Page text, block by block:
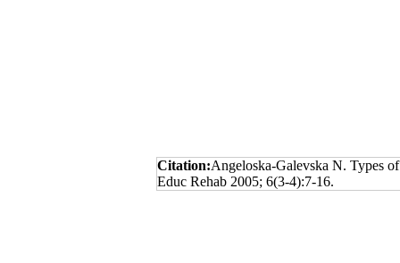
Citation:Angeloska-Galevska N. Types
Educ Rehab 2005; 6(3-4):7-16.